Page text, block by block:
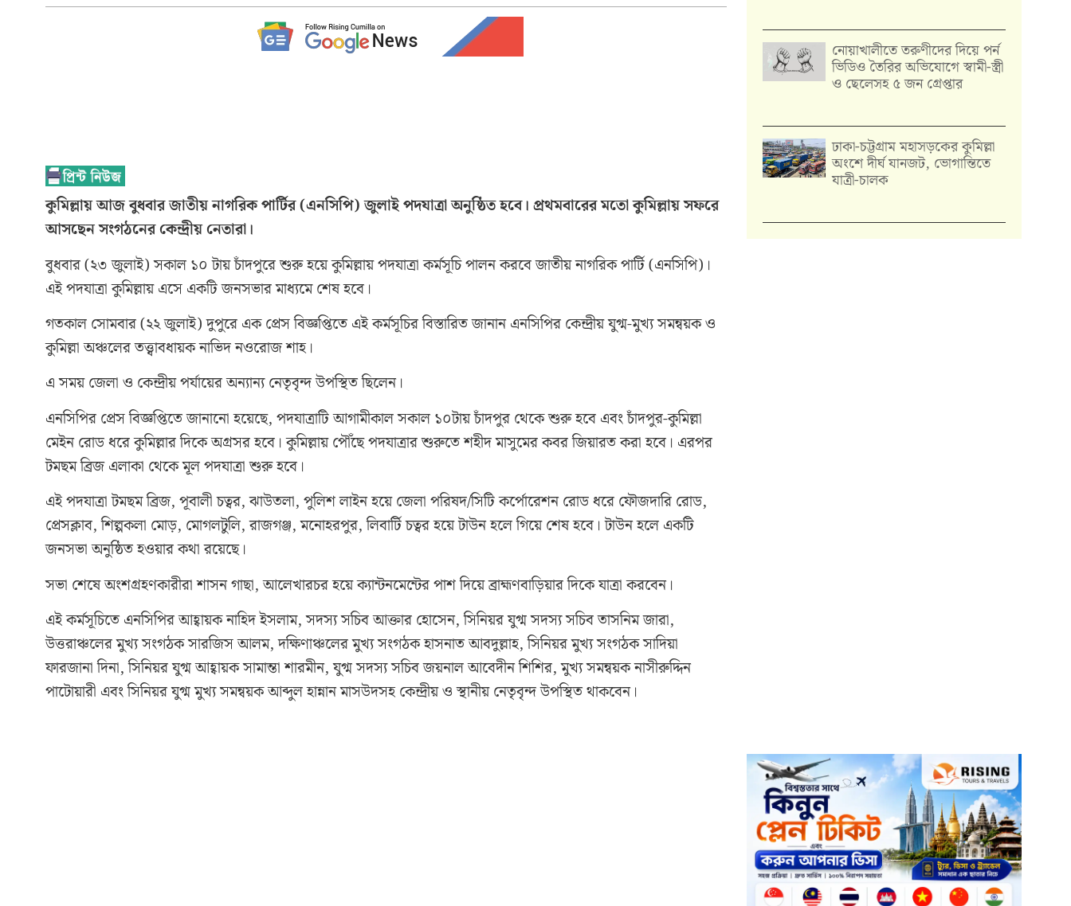
কুমিল্লায় আজ বুধবার জাতীয় নাগরিক পার্টির (এনসিপি) জুলাই পদযাত্রা অনুষ্ঠিত হবে। প্রথমবারের মতো কুমিল্লায় সফরে
আসছেন সংগঠনের কেন্দ্রীয় নেতারা।
বুধবার (২৩ জুলাই) সকাল ১০ টায় চাঁদপুরে শুরু হয়ে কুমিল্লায় পদযাত্রা কর্মসূচি পালন করবে জাতীয় নাগরিক পার্টি (এনসিপি)।
এই পদযাত্রা কুমিল্লায় এসে একটি জনসভার মাধ্যমে শেষ হবে।
গতকাল সোমবার (২২ জুলাই) দুপুরে এক প্রেস বিজ্ঞপ্তিতে এই কর্মসূচির বিস্তারিত জানান এনসিপির কেন্দ্রীয় যুগ্ম-মুখ্য সমন্বয়ক ও
কুমিল্লা অঞ্চলের তত্ত্বাবধায়ক নাভিদ নওরোজ শাহ।
এ সময় জেলা ও কেন্দ্রীয় পর্যায়ের অন্যান্য নেতৃবৃন্দ উপস্থিত ছিলেন।
এনসিপির প্রেস বিজ্ঞপ্তিতে জানানো হয়েছে, পদযাত্রাটি আগামীকাল সকাল ১০টায় চাঁদপুর থেকে শুরু হবে এবং চাঁদপুর-কুমিল্লা
মেইন রোড ধরে কুমিল্লার দিকে অগ্রসর হবে। কুমিল্লায় পৌঁছে পদযাত্রার শুরুতে শহীদ মাসুমের কবর জিয়ারত করা হবে। এরপর
টমছম ব্রিজ এলাকা থেকে মূল পদযাত্রা শুরু হবে।
এই পদযাত্রা টমছম ব্রিজ, পূবালী চত্বর, ঝাউতলা, পুলিশ লাইন হয়ে জেলা পরিষদ/সিটি কর্পোরেশন রোড ধরে ফৌজদারি রোড,
প্রেসক্লাব, শিল্পকলা মোড়, মোগলটুলি, রাজগঞ্জ, মনোহরপুর, লিবার্টি চত্বর হয়ে টাউন হলে গিয়ে শেষ হবে। টাউন হলে একটি
জনসভা অনুষ্ঠিত হওয়ার কথা রয়েছে।
সভা শেষে অংশগ্রহণকারীরা শাসন গাছা, আলেখারচর হয়ে ক্যান্টনমেন্টের পাশ দিয়ে ব্রাহ্মণবাড়িয়ার দিকে যাত্রা করবেন।
এই কর্মসূচিতে এনসিপির আহ্বায়ক নাহিদ ইসলাম, সদস্য সচিব আক্তার হোসেন, সিনিয়র যুগ্ম সদস্য সচিব তাসনিম জারা,
উত্তরাঞ্চলের মুখ্য সংগঠক সারজিস আলম, দক্ষিণাঞ্চলের মুখ্য সংগঠক হাসনাত আবদুল্লাহ, সিনিয়র মুখ্য সংগঠক সাদিয়া
ফারজানা দিনা, সিনিয়র যুগ্ম আহ্বায়ক সামান্তা শারমীন, যুগ্ম সদস্য সচিব জয়নাল আবেদীন শিশির, মুখ্য সমন্বয়ক নাসীরুদ্দিন
পাটোয়ারী এবং সিনিয়র যুগ্ম মুখ্য সমন্বয়ক আব্দুল হান্নান মাসউদসহ কেন্দ্রীয় ও স্থানীয় নেতৃবৃন্দ উপস্থিত থাকবেন।
নোয়াখালীতে তরুণীদের দিয়ে পর্ন
ভিডিও তৈরির অভিযোগে স্বামী-স্ত্রী
ও ছেলেসহ ৫ জন গ্রেপ্তার
ঢাকা-চট্টগ্রাম মহাসড়কের কুমিল্লা
অংশে দীর্ঘ যানজট, ভোগান্তিতে
যাত্রী-চালক